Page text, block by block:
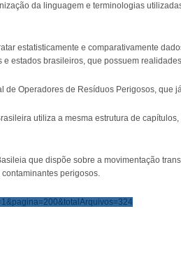
da linguagem e terminologias
estatisticamente e comparativamente
brasileiros, que possuem
Operadores de Resíduos Perigosos, que
utiliza a mesma estrutura de
que dispõe sobre a movimentação
perigosos.